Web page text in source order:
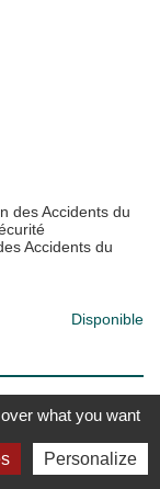
des Accidents du
Accidents du
Disponible
what you want
Personalize